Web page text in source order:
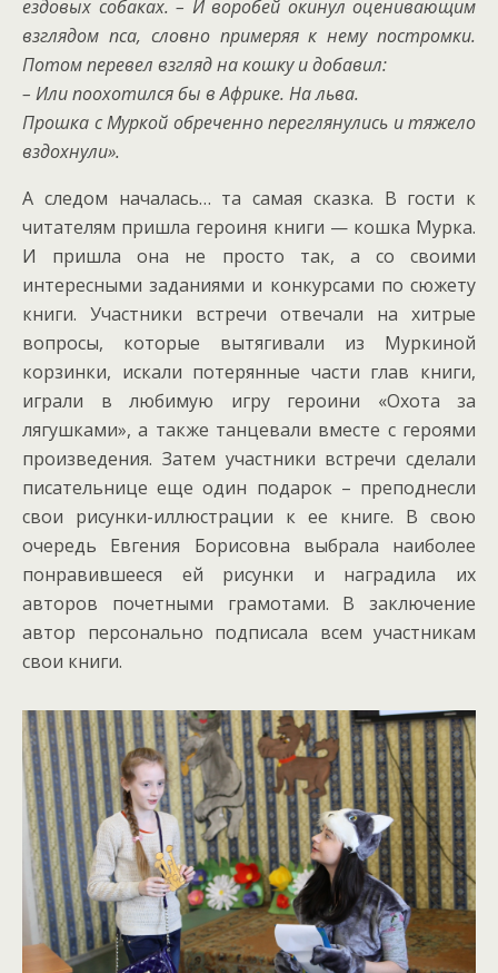
ездовых собаках. – И воробей окинул оценивающим
взглядом пса, словно примеряя к нему постромки.
Потом перевел взгляд на кошку и добавил:
– Или поохотился бы в Африке. На льва.
Прошка с Муркой обреченно переглянулись и тяжело
вздохнули».
А следом началась… та самая сказка. В гости к
читателям пришла героиня книги — кошка Мурка.
И пришла она не просто так, а со своими
интересными заданиями и конкурсами по сюжету
книги. Участники встречи отвечали на хитрые
вопросы, которые вытягивали из Муркиной
корзинки, искали потерянные части глав книги,
играли в любимую игру героини «Охота за
лягушками», а также танцевали вместе с героями
произведения. Затем участники встречи сделали
писательнице еще один подарок – преподнесли
свои рисунки-иллюстрации к ее книге. В свою
очередь Евгения Борисовна выбрала наиболее
понравившееся ей рисунки и наградила их
авторов почетными грамотами. В заключение
автор персонально подписала всем участникам
свои книги.